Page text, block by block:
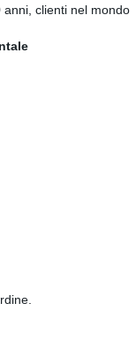
clienti nel mondo